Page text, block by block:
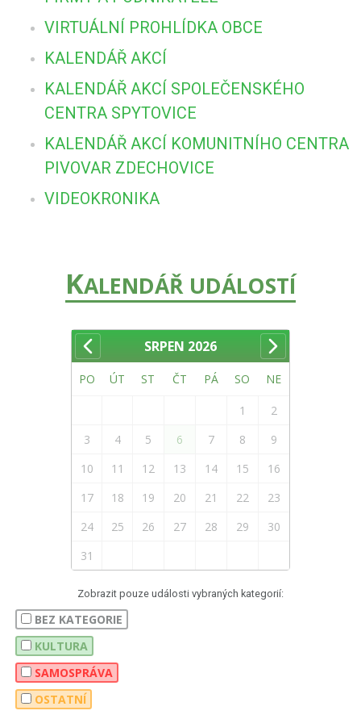
VIRTUÁLNÍ PROHLÍDKA OBCE
KALENDÁŘ AKCÍ
KALENDÁŘ AKCÍ SPOLEČENSKÉHO
CENTRA SPYTOVICE
KALENDÁŘ AKCÍ KOMUNITNÍHO CENTRA
PIVOVAR ZDECHOVICE
VIDEOKRONIKA
KALENDÁŘ UDÁLOSTÍ
SRPEN 2026
PO ÚT ST ČT PÁ SO NE
1
2
3
4 5 6 7 8
9
10
11 12 13 14 15
16
17
18 19 20 21 22
23
24
25 26 27 28 29
30
31
Zobrazit pouze události vybraných kategorií:
BEZ KATEGORIE
KULTURA
SAMOSPRÁVA
OSTATNÍ